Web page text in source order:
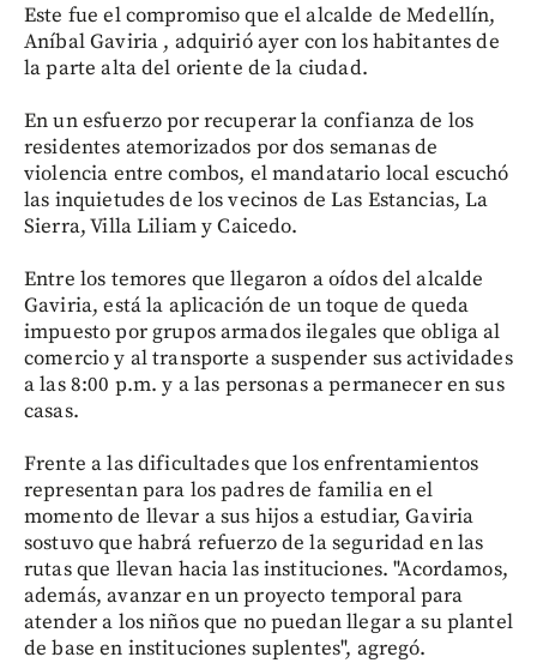
Este fue el compromiso que el alcalde de Medellín,
Aníbal Gaviria , adquirió ayer con los habitantes de
la parte alta del oriente de la ciudad.
En un esfuerzo por recuperar la confianza de los
residentes atemorizados por dos semanas de
violencia entre combos, el mandatario local escuchó
las inquietudes de los vecinos de Las Estancias, La
Sierra, Villa Liliam y Caicedo.
Entre los temores que llegaron a oídos del alcalde
Gaviria, está la aplicación de un toque de queda
impuesto por grupos armados ilegales que obliga al
comercio y al transporte a suspender sus actividades
a las 8:00 p.m. y a las personas a permanecer en sus
casas.
Frente a las dificultades que los enfrentamientos
representan para los padres de familia en el
momento de llevar a sus hijos a estudiar, Gaviria
sostuvo que habrá refuerzo de la seguridad en las
rutas que llevan hacia las instituciones. "Acordamos,
además, avanzar en un proyecto temporal para
atender a los niños que no puedan llegar a su plantel
de base en instituciones suplentes", agregó.